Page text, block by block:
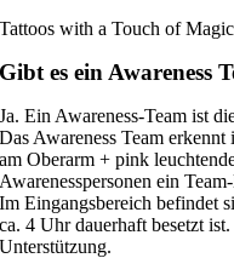
Tattoos with a Touch of Magic
Gibt es ein Awareness
Ja. Ein Awareness-Team ist
Das Awareness Team
am Oberarm + pink
Awarenesspersonen ein
Im Eingangsbereich befindet
ca. 4 Uhr dauerhaft besetzt
Unterstützung.